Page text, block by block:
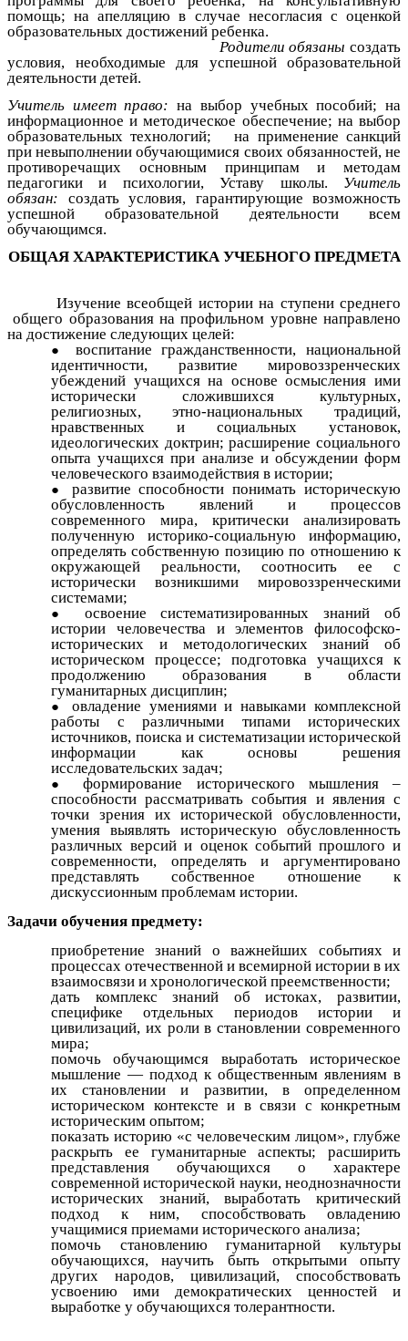
помощь; на апелляцию в случае несогласия с оценкой
образовательных достижений ребенка.
Родители обязаны создать
условия, необходимые для успешной образовательной
деятельности детей.
Учитель имеет право: на выбор учебных пособий; на
информационное и методическое обеспечение; на выбор
образовательных технологий; на применение санкций
при невыполнении обучающимися своих обязанностей, не
противоречащих основным принципам и методам
педагогики и психологии, Уставу школы. Учитель
обязан: создать условия, гарантирующие возможность
успешной образовательной деятельности всем
обучающимся.
ОБЩАЯ ХАРАКТЕРИСТИКА УЧЕБНОГО ПРЕДМЕТА
Изучение всеобщей истории на ступени среднего
общего образования на профильном уровне направлено
на достижение следующих целей:
воспитание гражданственности, национальной
идентичности, развитие мировоззренческих
убеждений учащихся на основе осмысления ими
исторически сложившихся культурных,
религиозных, этно-национальных традиций,
нравственных и социальных установок,
идеологических доктрин; расширение социального
опыта учащихся при анализе и обсуждении форм
человеческого взаимодействия в истории;
развитие способности понимать историческую
обусловленность явлений и процессов
современного мира, критически анализировать
полученную историко-социальную информацию,
определять собственную позицию по отношению к
окружающей реальности, соотносить ее с
исторически возникшими мировоззренческими
системами;
освоение систематизированных знаний об
истории человечества и элементов философско-
исторических и методологических знаний об
историческом процессе; подготовка учащихся к
продолжению образования в области
гуманитарных дисциплин;
овладение умениями и навыками комплексной
работы с различными типами исторических
источников, поиска и систематизации исторической
информации как основы решения
исследовательских задач;
формирование исторического мышления –
способности рассматривать события и явления с
точки зрения их исторической обусловленности,
умения выявлять историческую обусловленность
различных версий и оценок событий прошлого и
современности, определять и аргументировано
представлять собственное отношение к
дискуссионным проблемам истории.
Задачи обучения предмету:
приобретение знаний о важнейших событиях и
процессах отечественной и всемирной истории в их
взаимосвязи и хронологической преемственности;
дать комплекс знаний об истоках, развитии,
специфике отдельных периодов истории и
цивилизаций, их роли в становлении современного
мира;
помочь обучающимся выработать историческое
мышление — подход к общественным явлениям в
их становлении и развитии, в определенном
историческом контексте и в связи с конкретным
историческим опытом;
показать историю «с человеческим лицом», глубже
раскрыть ее гуманитарные аспекты; расширить
представления обучающихся о характере
современной исторической науки, неоднозначности
исторических знаний, выработать критический
подход к ним, способствовать овладению
учащимися приемами исторического анализа;
помочь становлению гуманитарной культуры
обучающихся, научить быть открытыми опыту
других народов, цивилизаций, способствовать
усвоению ими демократических ценностей и
выработке у обучающихся толерантности.